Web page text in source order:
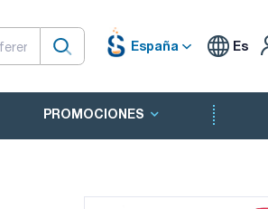
España Es
PROMOCIONES